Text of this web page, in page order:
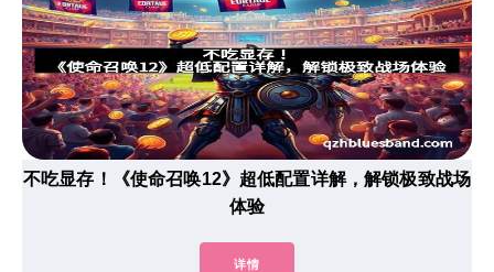
不吃显存！《使命召唤12》超低配置详解，解锁极致战场
体验
详情